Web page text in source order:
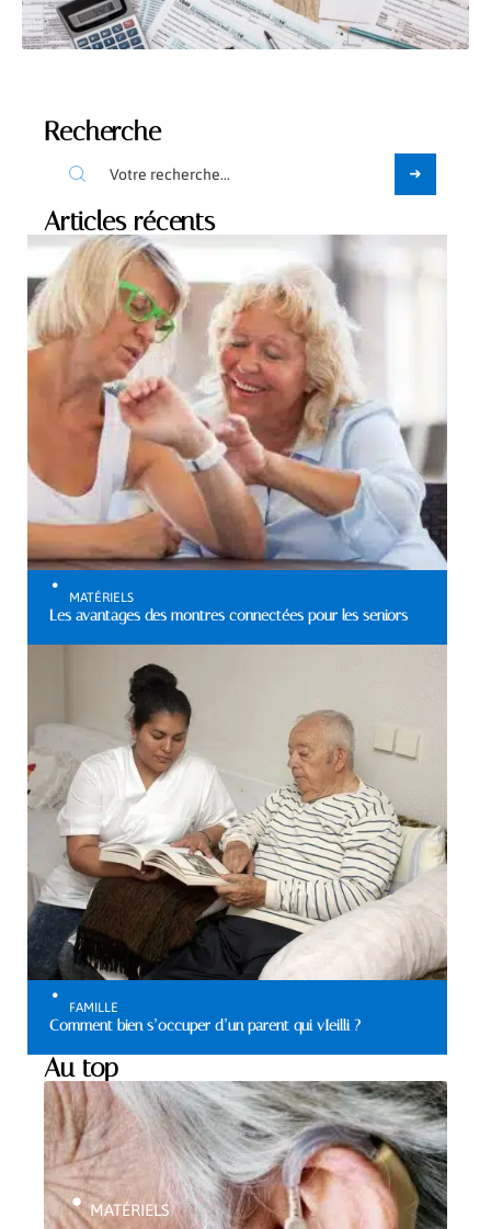
Recherche
Articles récents
MATÉRIELS
Les avantages des montres connectées pour les seniors
FAMILLE
Comment bien s’occuper d’un parent qui vIeilli ?
Au top
MATÉRIELS